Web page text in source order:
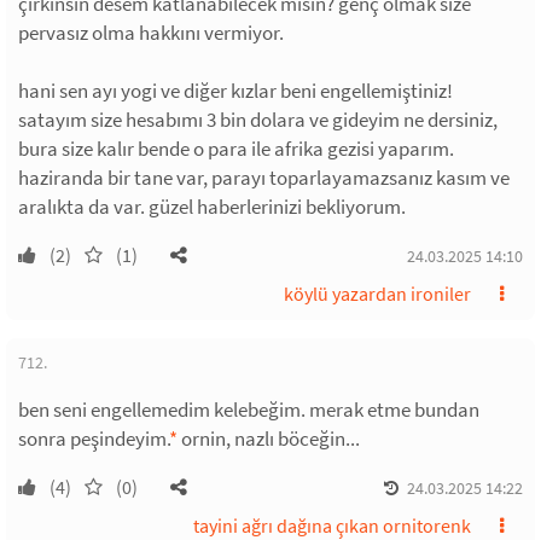
pervasız olma hakkını vermiyor.
hani sen ayı yogi ve diğer kızlar beni engellemiştiniz!
satayım size hesabımı 3 bin dolara ve gideyim ne dersiniz,
bura size kalır bende o para ile afrika gezisi yaparım.
haziranda bir tane var, parayı toparlayamazsanız kasım ve
aralıkta da var. güzel haberlerinizi bekliyorum.
(2) (1) 24.03.2025 14:10
köylü yazardan ironiler
712.
ben seni engellemedim kelebeğim. merak etme bundan
sonra peşindeyim.*ornin, nazlı böceğin...
(4) (0) 24.03.2025 14:22
tayini ağrı dağına çıkan ornitorenk